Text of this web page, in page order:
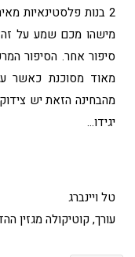
2 בנות פלסטינאיות
מישהו מכם שמע על
סיפור אחר. הסיפור
מאוד מסוכנת כאשר
מהבחינה הזאת יש
יגידו…
טל ויינברג
עורך, קוטיקולה מגזין